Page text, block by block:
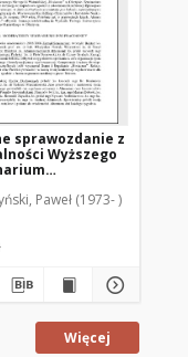
sprawozdanie z
Wyższego
Paweł (1973- )
Więcej